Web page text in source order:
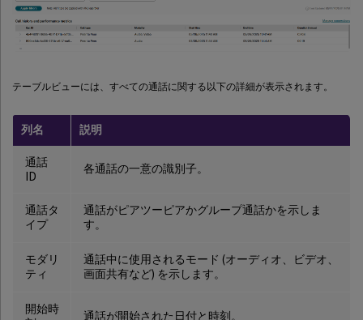
テーブルビューには、すべての通話に関する以下の詳細が表示されます。
列名 説明
通話
ID
各通話の一意の識別子。
通話タ
イプ
通話がピアツーピアかグループ通話かを示しま
す。
モダリ
ティ
通話中に使用されるモード (オーディオ、ビデオ、
画面共有など) を示します。
開始時
通話が開始された日付と時刻。